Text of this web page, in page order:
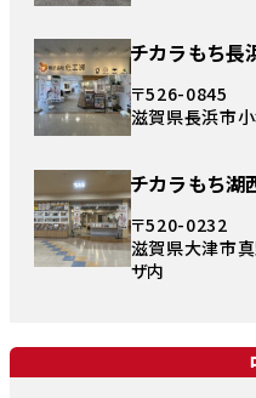
チカラもち長
〒526-0845
滋賀県長浜市小
チカラもち湖
〒520-0232
滋賀県大津市
ザ内